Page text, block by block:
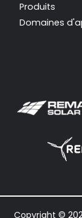
Produits
Domaines
Copyright ©